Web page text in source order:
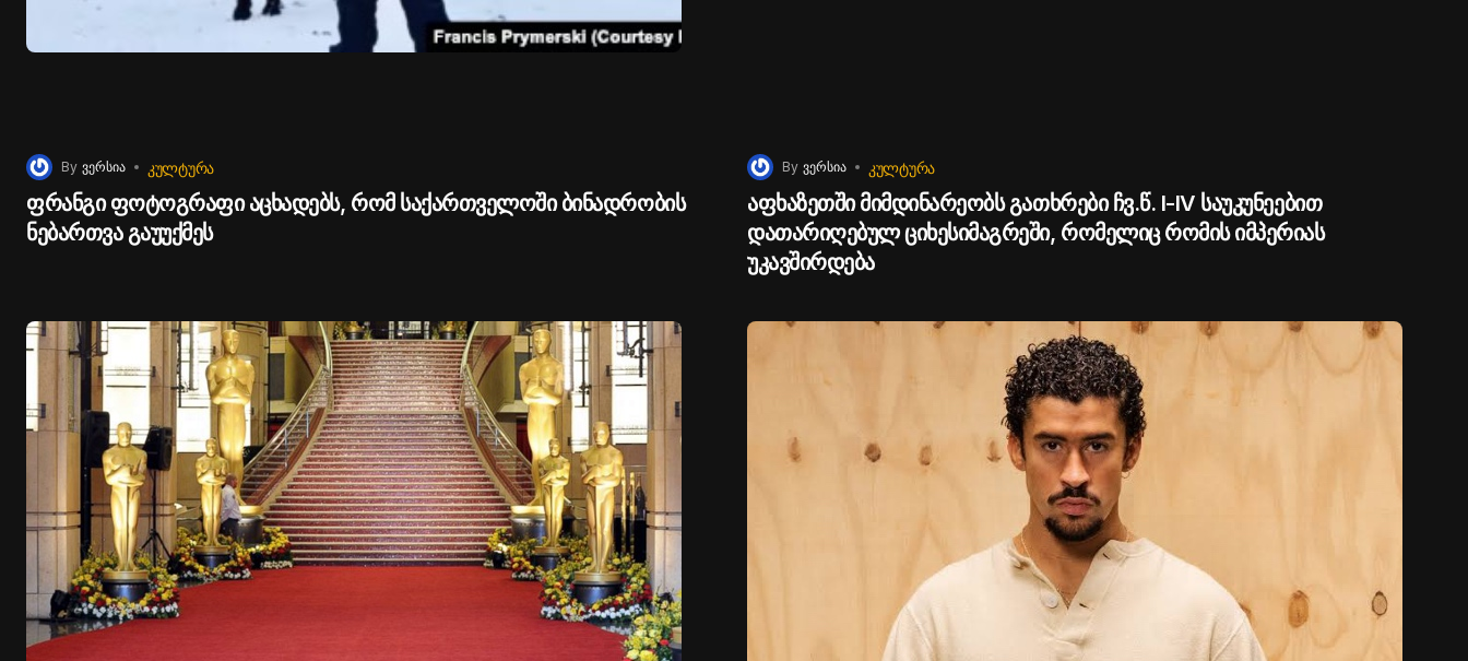
By ვერსია ᲙᲣᲚᲢᲣᲠᲐ
ფრანგი ფოტოგრაფი აცხადებს, რომ საქართველოში ბინადრობის
ნებართვა გაუუქმეს
By ვერსია ᲙᲣᲚᲢᲣᲠᲐ
აფხაზეთში მიმდინარეობს გათხრები ჩვ.წ. I-IV საუკუნეებით
დათარიღებულ ციხესიმაგრეში, რომელიც რომის იმპერიას
უკავშირდება